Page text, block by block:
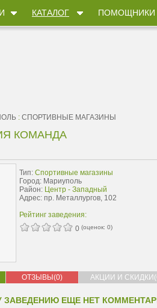
КАТАЛОГ ПОМОЩНИКИ
: CПОРТИВНЫЕ МАГАЗИНЫ
КОМАНДА
Тип: Cпортивные магазины
Город: Мариуполь
Район: Центр - Западный
Адрес: пр. Металлургов, 102
Рейтинг заведения:
0 (оценок: 0)
ОТЗЫВЫ(0) АКЦИИ И
ЗАВЕДЕНИЮ ЕЩЕ НЕТ